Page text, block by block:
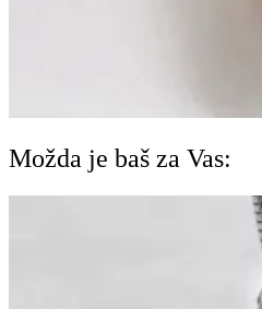
Možda je baš za Vas: